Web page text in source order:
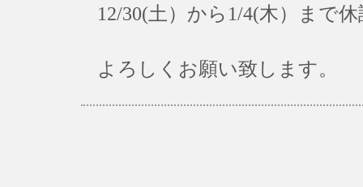
12/30(土）から1/4(木）まで
よろしくお願い致します。